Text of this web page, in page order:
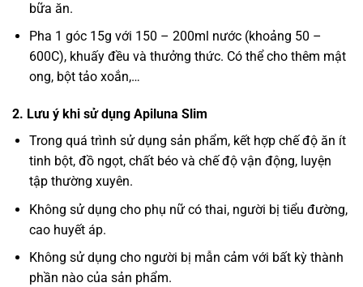
bữa ăn.
Pha 1 góc 15g với 150 – 200ml nước (khoảng 50 –
600C), khuấy đều và thưởng thức. Có thể cho thêm mật
ong, bột tảo xoắn,…
2. Lưu ý khi sử dụng Apiluna Slim
Trong quá trình sử dụng sản phẩm, kết hợp chế độ ăn ít
tinh bột, đồ ngọt, chất béo và chế độ vận động, luyện
tập thường xuyên.
Không sử dụng cho phụ nữ có thai, người bị tiểu đường,
cao huyết áp.
Không sử dụng cho người bị mẫn cảm với bất kỳ thành
phần nào của sản phẩm.